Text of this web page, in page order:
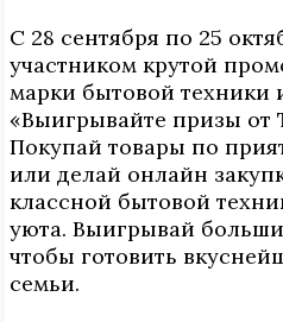
С 28 сентября по 25
участником крутой
марки бытовой техники
«Выигрывайте призы от
Покупай товары по
или делай онлайн
классной бытовой
уюта. Выигрывай
чтобы готовить
семьи.